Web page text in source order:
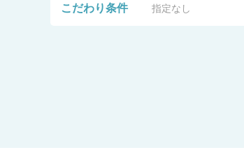
こだわり条件 指定なし